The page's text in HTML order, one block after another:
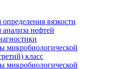
вязкости
нефтей
микробиологической
класс
микробиологической